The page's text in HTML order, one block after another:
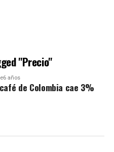
"Precio"
años
de Colombia cae 3%